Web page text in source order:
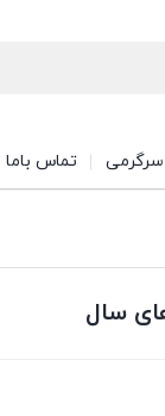
سرگرمی تماس باما
سال